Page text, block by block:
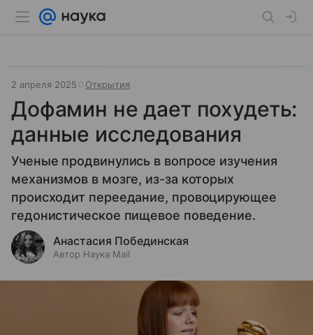
2 апреля 2025 Открытия
Дофамин не дает похудеть:
данные исследования
Ученые продвинулись в вопросе изучения
механизмов в мозге, из-за которых
происходит переедание, провоцирующее
гедонистическое пищевое поведение.
Анастасия Побединская
Автор Наука Mail